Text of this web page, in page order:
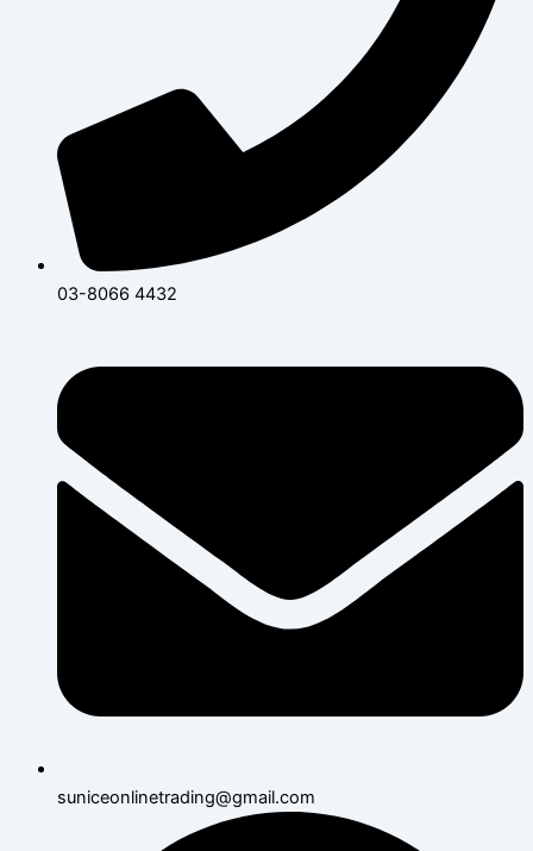
03-8066 4432
suniceonlinetrading@gmail.com